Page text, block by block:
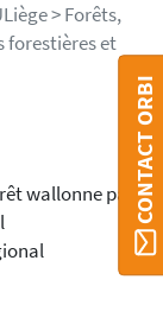
> Forêts,
forestières et
wallonne par
CONTACT ORBI